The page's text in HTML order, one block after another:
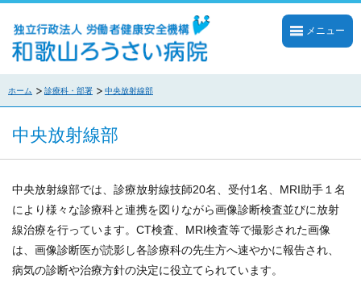
メニュー
ホーム 診療科・部署 中央放射線部
中央放射線部
中央放射線部では、診療放射線技師20名、受付1名、MRI助手１名
により様々な診療科と連携を図りながら画像診断検査並びに放射
線治療を行っています。CT検査、MRI検査等で撮影された画像
は、画像診断医が読影し各診療科の先生方へ速やかに報告され、
病気の診断や治療方針の決定に役立てられています。